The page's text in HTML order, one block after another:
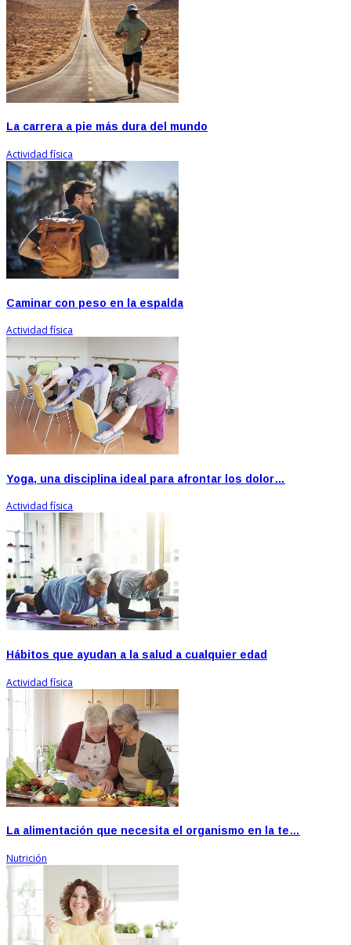
La carrera a pie más dura del mundo
Actividad física
Caminar con peso en la espalda
Actividad física
Yoga, una disciplina ideal para afrontar los dolor…
Actividad física
Hábitos que ayudan a la salud a cualquier edad
Actividad física
La alimentación que necesita el organismo en la te…
Nutrición